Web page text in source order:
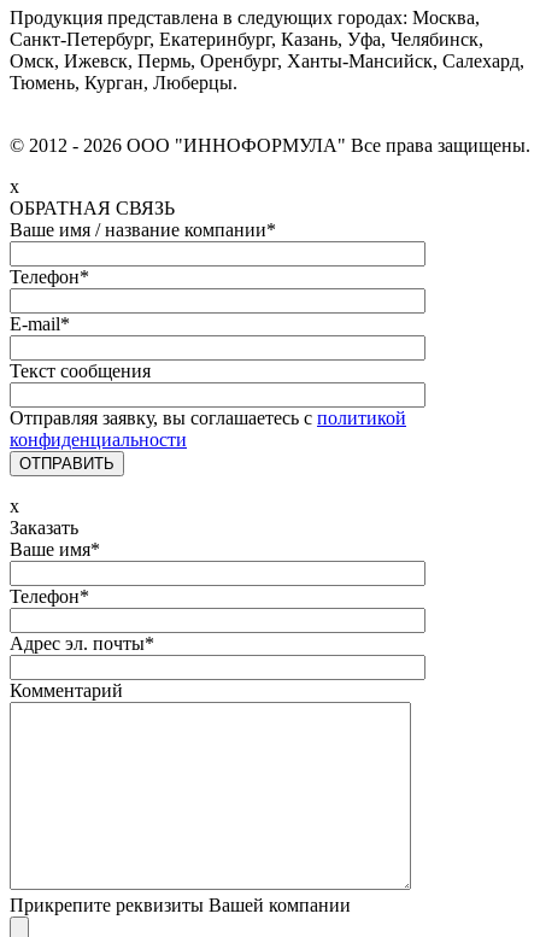
Продукция представлена в следующих городах: Москва,
Санкт-Петербург, Екатеринбург, Казань, Уфа, Челябинск,
Омск, Ижевск, Пермь, Оренбург, Ханты-Мансийск, Салехард,
Тюмень, Курган, Люберцы.
© 2012 - 2026 ООО "ИННОФОРМУЛА" Все права защищены.
x
ОБРАТНАЯ СВЯЗЬ
Ваше имя / название компании*
Телефон*
E-mail*
Текст сообщения
Отправляя заявку, вы соглашаетесь с политикой
конфиденциальности
ОТПРАВИТЬ
x
Заказать
Ваше имя*
Телефон*
Адрес эл. почты*
Комментарий
Прикрепите реквизиты Вашей компании